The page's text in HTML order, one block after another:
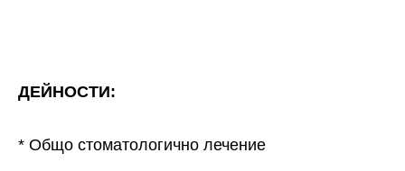
ДЕЙНОСТИ:
* Общо стоматологично лечение